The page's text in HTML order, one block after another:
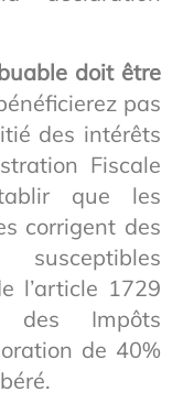
doit être
pas
des intérêts
Fiscale
que les
corrigent des
susceptibles
l’article 1729
des Impôts
de 40%